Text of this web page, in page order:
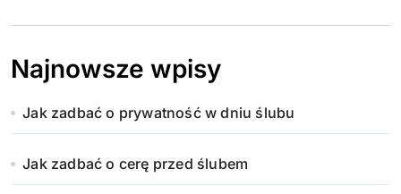
Najnowsze wpisy
Jak zadbać o prywatność w dniu ślubu
Jak zadbać o cerę przed ślubem